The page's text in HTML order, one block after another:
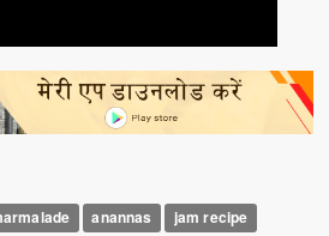
anannas jam recipe